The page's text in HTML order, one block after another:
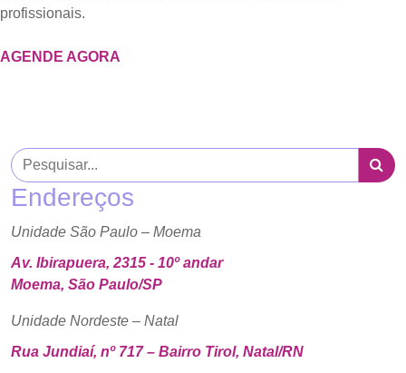
profissionais.
AGENDE AGORA
Endereços
Unidade São Paulo – Moema
Av. Ibirapuera, 2315 - 10º andar
Moema, São Paulo/SP
Unidade Nordeste – Natal
Rua Jundiaí, nº 717 – Bairro Tirol, Natal/RN